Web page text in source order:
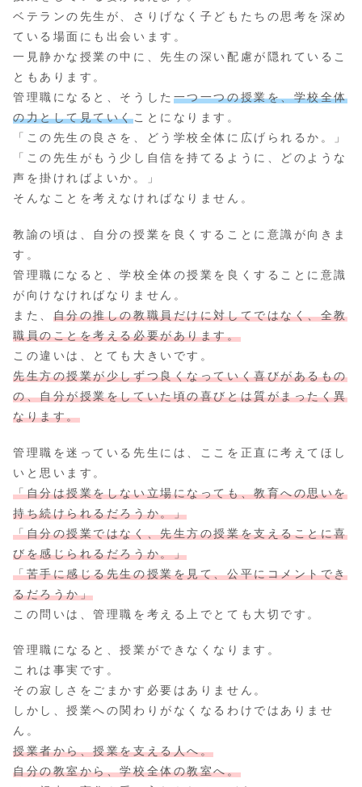
ベテランの先生が、さりげなく子どもたちの思考を深め
ている場面にも出会います。
一見静かな授業の中に、先生の深い配慮が隠れているこ
ともあります。
管理職になると、そうした 一つ一つの授業を、学校全体
の力として見ていくことになります。
「この先生の良さを、どう学校全体に広げられるか。」
「この先生がもう少し自信を持てるように、どのような
声を掛ければよいか。」
そんなことを考えなければなりません。
教諭の頃は、自分の授業を良くすることに意識が向きま
す。
管理職になると、学校全体の授業を良くすることに意識
が向けなければなりません。
また、 自分の推しの教職員だけに対してではなく、全教
職員のことを考える必要があります。
この違いは、とても大きいです。
先生方の授業が少しずつ良くなっていく喜びがあるもの
の、自分が授業をしていた頃の喜びとは質がまったく異
なります。
管理職を迷っている先生には、ここを正直に考えてほし
いと思います。
「自分は授業をしない立場になっても、教育への思いを
持ち続けられるだろうか。」
「自分の授業ではなく、先生方の授業を支えることに喜
びを感じられるだろうか。」
「苦手に感じる先生の授業を見て、公平にコメントでき
るだろうか」
この問いは、管理職を考える上でとても大切です。
管理職になると、授業ができなくなります。
これは事実です。
その寂しさをごまかす必要はありません。
しかし、授業への関わりがなくなるわけではありませ
ん。
授業者から、授業を支える人へ。
自分の教室から、学校全体の教室へ。